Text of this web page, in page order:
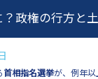
政権の行方と
首相指名選挙が、例年以